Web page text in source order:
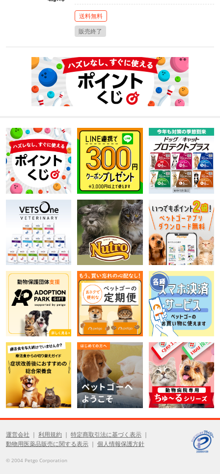
送料無料
販売終了
運営会社 利用規約
特定商取引法に基づく表示
動物用医薬品販売に関する表示
個人情報保護方針
© 2004 Petgo Corporation